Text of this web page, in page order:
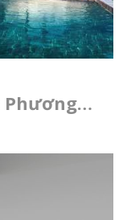
Phương
đại